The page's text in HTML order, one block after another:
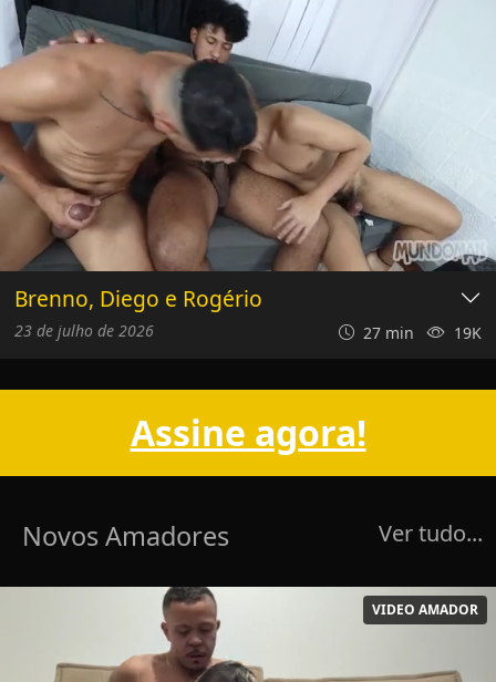
Brenno, Diego e Rogério
23 de julho de 2026 27 min 19K
Assine agora!
Novos Amadores Ver tudo...
VIDEO AMADOR